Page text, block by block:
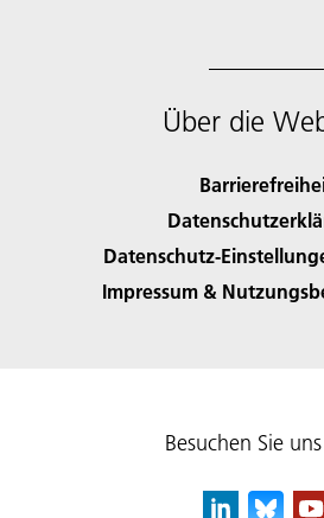
Über die
Datenschutz-
Impressum &
Besuchen Sie